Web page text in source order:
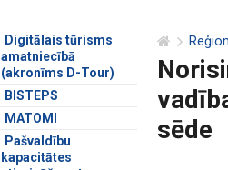
sēde
Digitālais tūrisms
amatniecībā
(akronīms D-Tour)
BISTEPS
MATOMI
Pašvaldību
kapacitātes